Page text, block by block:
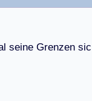
l seine Grenzen sic